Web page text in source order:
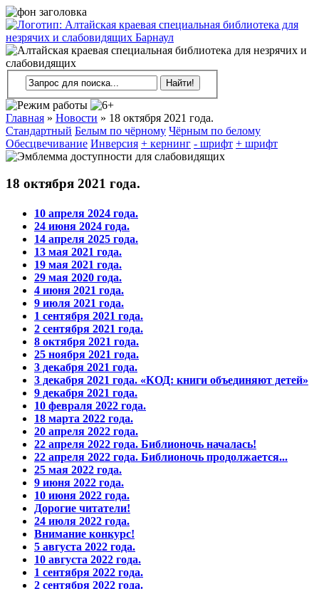
Главная » Новости » 18 октября 2021 года.
Стандартный Белым по чёрному Чёрным по белому
Обесцвечивание Инверсия + кернинг - шрифт + шрифт
18 октября 2021 года.
10 апреля 2024 года.
24 июня 2024 года.
14 апреля 2025 года.
13 мая 2021 года.
19 мая 2021 года.
29 мая 2020 года.
4 июня 2021 года.
9 июля 2021 года.
1 сентября 2021 года.
2 сентября 2021 года.
8 октября 2021 года.
25 ноября 2021 года.
3 декабря 2021 года.
3 декабря 2021 года. «КОД: книги объединяют детей»
9 декабря 2021 года.
10 февраля 2022 года.
18 марта 2022 года.
20 апреля 2022 года.
22 апреля 2022 года. Библионочь началась!
22 апреля 2022 года. Библионочь продолжается...
25 мая 2022 года.
9 июня 2022 года.
10 июня 2022 года.
Дорогие читатели!
24 июля 2022 года.
Внимание конкурс!
5 августа 2022 года.
10 августа 2022 года.
1 сентября 2022 года.
2 сентября 2022 года.